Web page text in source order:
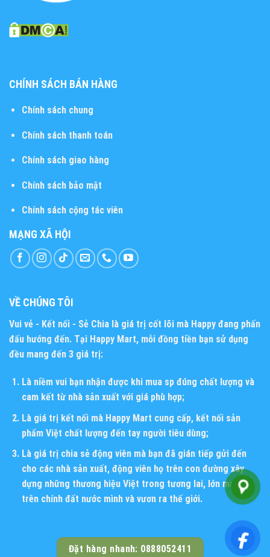
CHÍNH SÁCH BÁN HÀNG
Chính sách chung
Chính sách thanh toán
Chính sách giao hàng
Chính sách bảo mật
Chính sách cộng tác viên
MẠNG XÃ HỘI
VỀ CHÚNG TÔI
Vui vẻ - Kết nối - Sẻ Chia là giá trị cốt lõi mà Happy đang phấn
đấu hướng đến. Tại Happy Mart, mỗi đồng tiền bạn sử dụng
đều mang đến 3 giá trị:
Là niềm vui bạn nhận được khi mua sp đúng chất lượng và
cam kết từ nhà sản xuất với giá phù hợp;
Là giá trị kết nối mà Happy Mart cung cấp, kết nối sản
phẩm Việt chất lượng đến tay người tiêu dùng;
Là giá trị chia sẻ động viên mà bạn đã gián tiếp gửi đến
cho các nhà sản xuất, động viên họ trên con đường xây
dựng những thương hiệu Việt trong tương lai, lớn mạnh
trên chính đất nước mình và vươn ra thế giới.
Đặt hàng nhanh: 0888052411